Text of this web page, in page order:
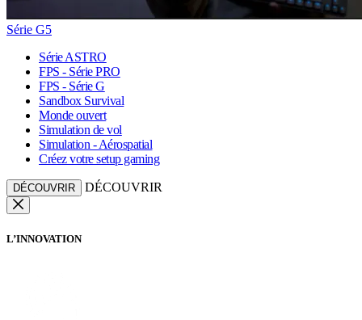
Série G5
Série ASTRO
FPS - Série PRO
FPS - Série G
Sandbox Survival
Monde ouvert
Simulation de vol
Simulation - Aérospatial
Créez votre setup gaming
DÉCOUVRIR DÉCOUVRIR
L’INNOVATION